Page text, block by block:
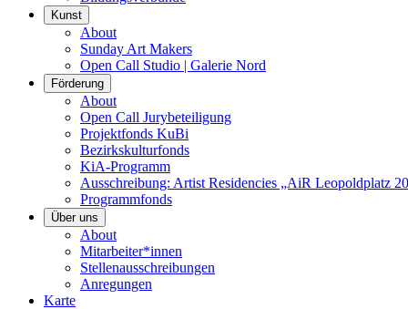
Kunst
About
Sunday Art Makers
Open Call Studio | Galerie Nord
Förderung
About
Open Call Jurybeteiligung
Projektfonds KuBi
Bezirkskulturfonds
KiA-Programm
Ausschreibung: Artist Residencies „AiR Leopoldplatz
Programmfonds
Über uns
About
Mitarbeiter*innen
Stellenausschreibungen
Anregungen
Karte